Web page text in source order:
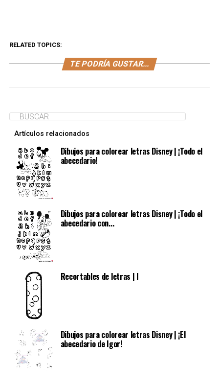
RELATED TOPICS:
TE PODRÍA GUSTAR...
Artículos relacionados
Dibujos para colorear letras Disney | ¡Todo el
abecedario!
Dibujos para colorear letras Disney | ¡Todo el
abecedario con...
Recortables de letras | I
Dibujos para colorear letras Disney | ¡El
abecedario de Igor!